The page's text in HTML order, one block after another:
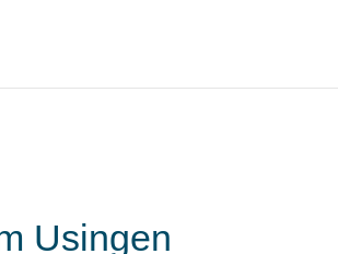
Usingen